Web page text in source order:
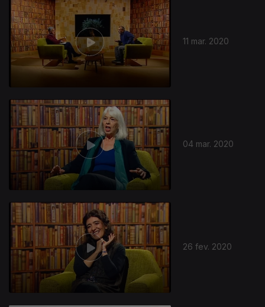
11 mar. 2020
04 mar. 2020
26 fev. 2020